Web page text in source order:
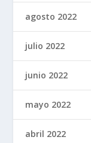
agosto 2022
julio 2022
junio 2022
mayo 2022
abril 2022